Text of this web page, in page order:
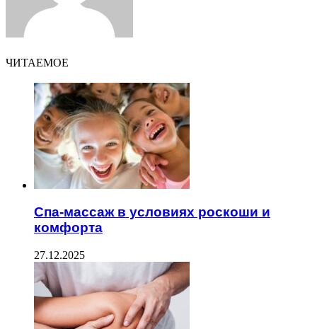
ЧИТАЕМОЕ
Спа-массаж в условиях роскоши и
комфорта
27.12.2025